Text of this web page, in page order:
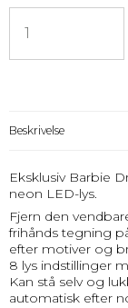
Beskrivelse
Eksklusiv Barbie
neon LED-lys.
Fjern den
frihånds tegning
efter motiver og
8 lys indstillinger
Kan stå selv og
automatisk efter